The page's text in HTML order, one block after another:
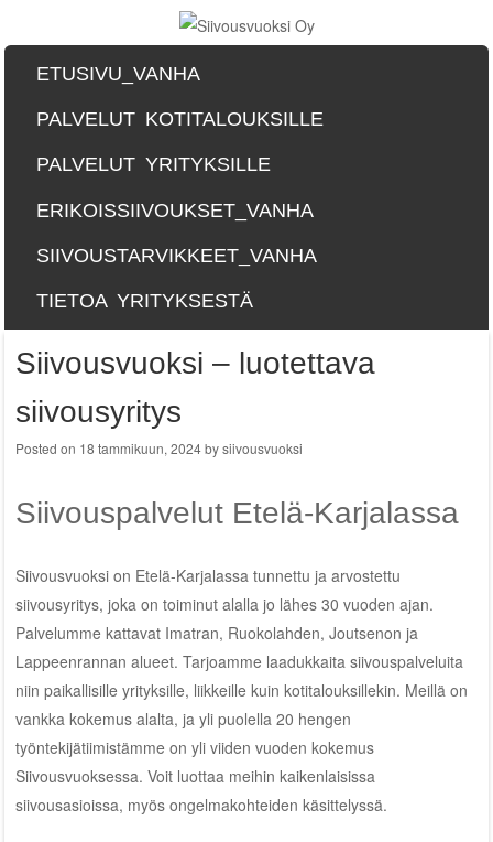
Menu
SKIP TO CONTENT
ETUSIVU_VANHA
PALVELUT KOTITALOUKSILLE
PALVELUT YRITYKSILLE
ERIKOISSIIVOUKSET_VANHA
SIIVOUSTARVIKKEET_VANHA
TIETOA YRITYKSESTÄ
Siivousvuoksi – luotettava
siivousyritys
Posted on 18 tammikuun, 2024bysiivousvuoksi
Siivouspalvelut Etelä-Karjalassa
Siivousvuoksi on Etelä-Karjalassa tunnettu ja arvostettu
siivousyritys, joka on toiminut alalla jo lähes 30 vuoden ajan.
Palvelumme kattavat Imatran, Ruokolahden, Joutsenon ja
Lappeenrannan alueet. Tarjoamme laadukkaita siivouspalveluita
niin paikallisille yrityksille, liikkeille kuin kotitalouksillekin. Meillä on
vankka kokemus alalta, ja yli puolella 20 hengen
työntekijätiimistämme on yli viiden vuoden kokemus
Siivousvuoksessa. Voit luottaa meihin kaikenlaisissa
siivousasioissa, myös ongelmakohteiden käsittelyssä.